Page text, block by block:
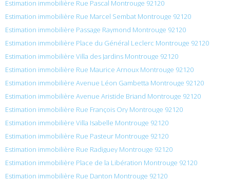
Estimation immobilière Rue Pascal Montrouge 92120
Estimation immobilière Rue Marcel Sembat Montrouge 92120
Estimation immobilière Passage Raymond Montrouge 92120
Estimation immobilière Place du Général Leclerc Montrouge 92120
Estimation immobilière Villa des Jardins Montrouge 92120
Estimation immobilière Rue Maurice Arnoux Montrouge 92120
Estimation immobilière Avenue Léon Gambetta Montrouge 92120
Estimation immobilière Avenue Aristide Briand Montrouge 92120
Estimation immobilière Rue François Ory Montrouge 92120
Estimation immobilière Villa Isabelle Montrouge 92120
Estimation immobilière Rue Pasteur Montrouge 92120
Estimation immobilière Rue Radiguey Montrouge 92120
Estimation immobilière Place de la Libération Montrouge 92120
Estimation immobilière Rue Danton Montrouge 92120